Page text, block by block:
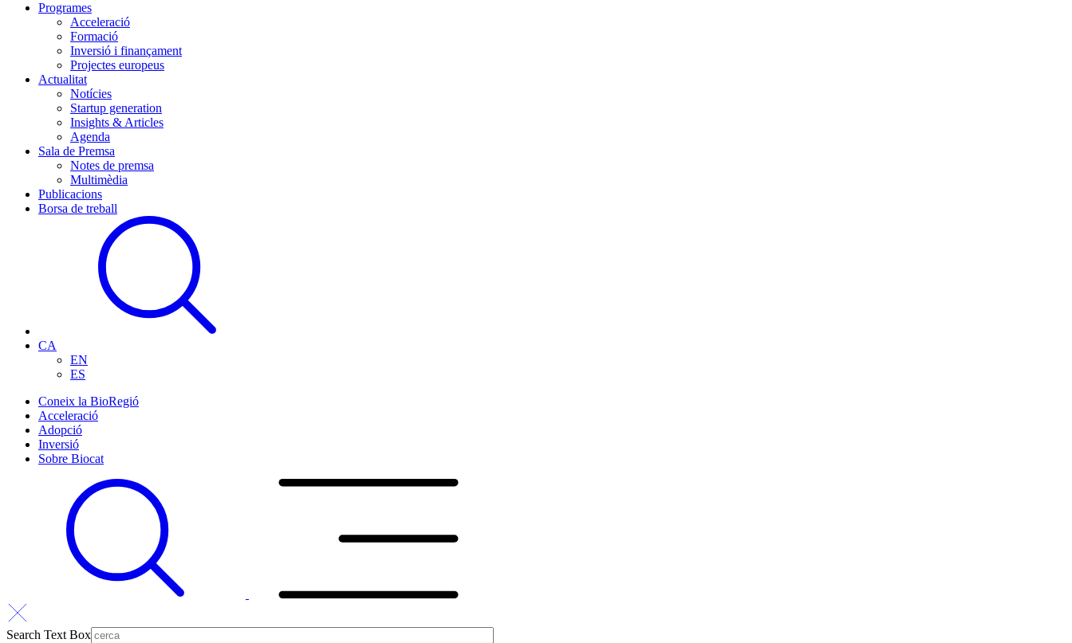
Programes
Acceleració
Formació
Inversió i finançament
Projectes europeus
Actualitat
Notícies
Startup generation
Insights & Articles
Agenda
Sala de Premsa
Notes de premsa
Multimèdia
Publicacions
Borsa de treball
CA
EN
ES
Coneix la BioRegió
Acceleració
Adopció
Inversió
Sobre Biocat
Search Text Box